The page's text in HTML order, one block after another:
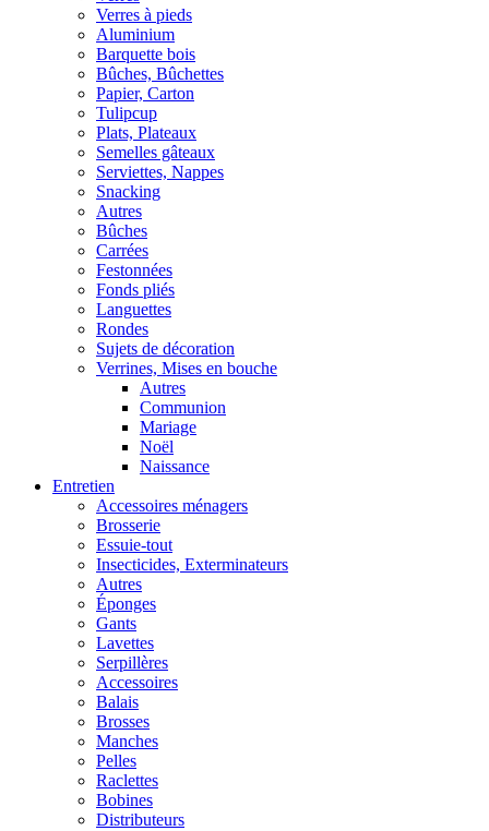
Verres à pieds
Aluminium
Barquette bois
Bûches, Bûchettes
Papier, Carton
Tulipcup
Plats, Plateaux
Semelles gâteaux
Serviettes, Nappes
Snacking
Autres
Bûches
Carrées
Festonnées
Fonds pliés
Languettes
Rondes
Sujets de décoration
Verrines, Mises en bouche
Autres
Communion
Mariage
Noël
Naissance
Entretien
Accessoires ménagers
Brosserie
Essuie-tout
Insecticides, Exterminateurs
Autres
Éponges
Gants
Lavettes
Serpillères
Accessoires
Balais
Brosses
Manches
Pelles
Raclettes
Bobines
Distributeurs